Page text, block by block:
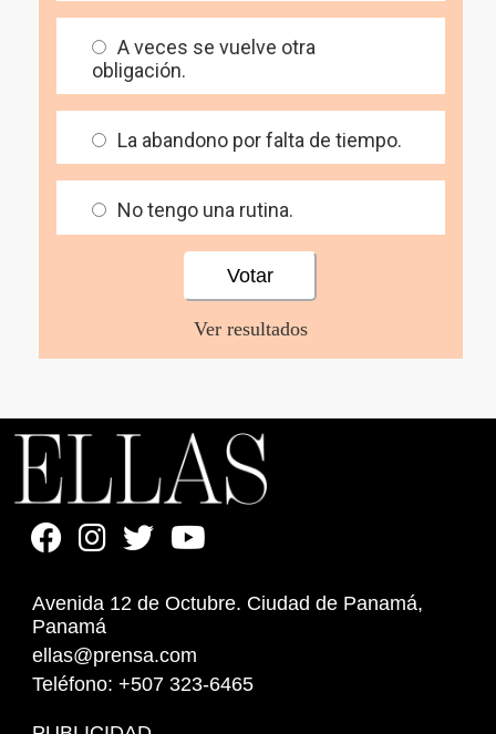
A veces se vuelve otra
obligación.
La abandono por falta de tiempo.
No tengo una rutina.
Ver resultados
Avenida 12 de Octubre. Ciudad de Panamá,
Panamá
ellas@prensa.com
Teléfono: +507 323-6465